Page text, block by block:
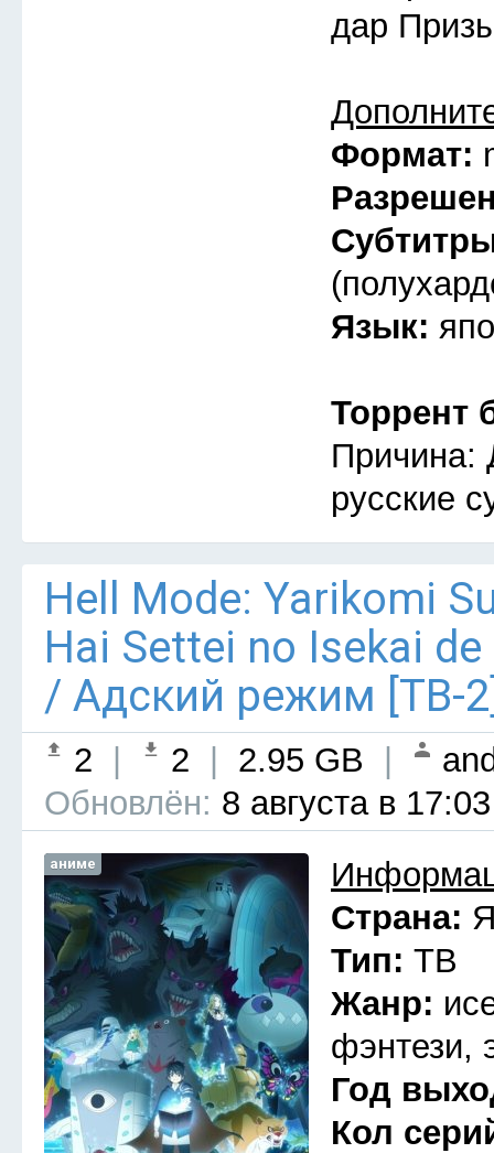
дар
Формат:
Язык:
Торрент
Причина:
русские
Hell Mode: Yarikomi
Hai Settei no Isekai
/ Адский режим [ТВ-
2 2 2.95 GB
Обновлён: 8 августа в 17:03
аниме
Страна:
Тип: ТВ
Жанр:
фэнтези,
Год
Кол